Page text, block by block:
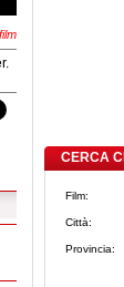
CERCA
Film:
Città:
Provincia: